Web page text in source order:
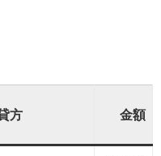
方 金額